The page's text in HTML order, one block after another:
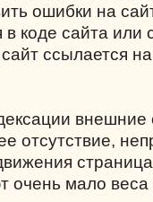
ошибки на
в коде сайта
ссылается
отсутствие,
очень мало веса